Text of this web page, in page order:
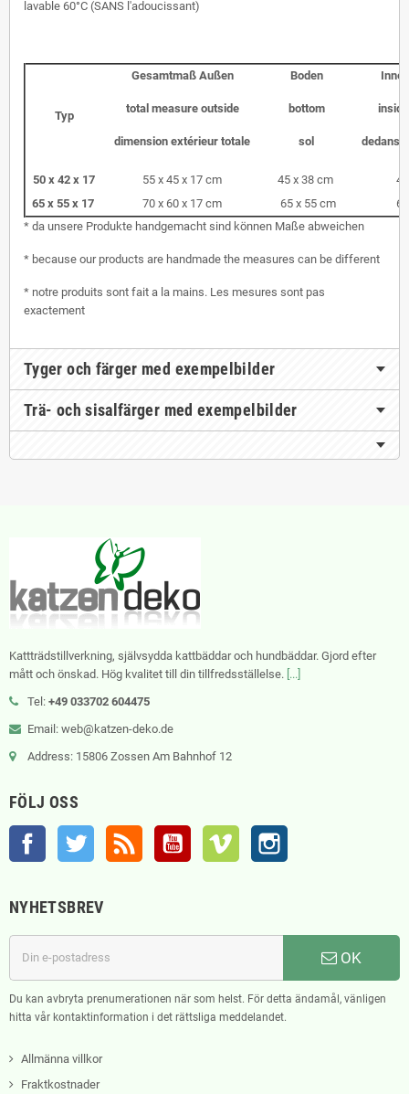
lavable 60°C (SANS l'adoucissant)
Typ
Gesamtmaß Außen
total measure outside
dimension extérieur totale
Boden
bottom
sol dedans
50 x 42 x 17 55 x 45 x 17 cm 45 x 38 cm
65 x 55 x 17
70 x 60 x 17 cm 65 x 55 cm
* da unsere Produkte handgemacht sind können Maße abweichen
* because our products are handmade the measures can be different
* notre produits sont fait a la mains. Les mesures sont pas
exactement
Tyger och färger med exempelbilder
Trä- och sisalfärger med exempelbilder
Kattträdstillverkning, självsydda kattbäddar och hundbäddar. Gjord efter
mått och önskad. Hög kvalitet till din tillfredsställelse. [...]
Tel: +49 033702 604475
Email: web@katzen-deko.de
Address: 15806 Zossen Am Bahnhof 12
FÖLJ OSS
Facebook Twitter RSS YouTube Vimeo
NYHETSBREV
OK
Du kan avbryta prenumerationen när som helst. För detta ändamål, vänligen
hitta vår kontaktinformation i det rättsliga meddelandet.
Allmänna villkor
Fraktkostnader